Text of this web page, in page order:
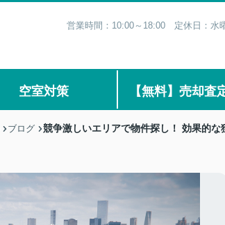
営業時間：10:00～18:00 定休日：水
空室対策 【無料】売却査
ブログ 競争激しいエリアで物件探し！ 効果的な